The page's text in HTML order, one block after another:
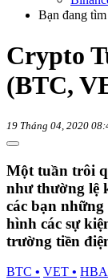
Bạn đang
Crypto
(BTC,
19 Tháng 04, 2020
Một tuần trôi
như thường lệ
các bạn
hình các sự
trường tiền
BTC • VET •